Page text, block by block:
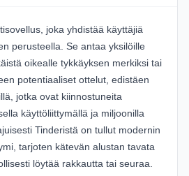
joka yhdistää käyttäjiä
perusteella. Se antaa yksilöille
oikealle tykkäyksen merkiksi tai
potentiaaliset ottelut, edistäen
jotka ovat kiinnostuneita
käyttöliittymällä ja miljoonilla
Tinderistä on tullut modernin
tarjoten kätevän alustan tavata
löytää rakkautta tai seuraa.